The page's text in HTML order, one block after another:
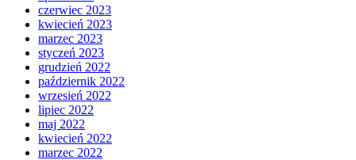
czerwiec 2023
kwiecień 2023
marzec 2023
styczeń 2023
grudzień 2022
październik 2022
wrzesień 2022
lipiec 2022
maj 2022
kwiecień 2022
marzec 2022